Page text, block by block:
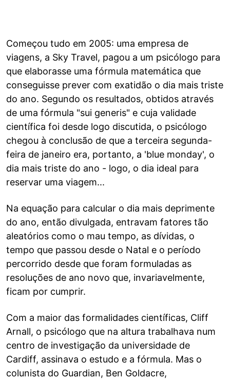
Começou tudo em 2005: uma empresa de
viagens, a Sky Travel, pagou a um psicólogo para
que elaborasse uma fórmula matemática que
conseguisse prever com exatidão o dia mais triste
do ano. Segundo os resultados, obtidos através
de uma fórmula "sui generis" e cuja validade
científica foi desde logo discutida, o psicólogo
chegou à conclusão de que a terceira segunda-
feira de janeiro era, portanto, a 'blue monday', o
dia mais triste do ano - logo, o dia ideal para
reservar uma viagem...
Na equação para calcular o dia mais deprimente
do ano, então divulgada, entravam fatores tão
aleatórios como o mau tempo, as dívidas, o
tempo que passou desde o Natal e o período
percorrido desde que foram formuladas as
resoluções de ano novo que, invariavelmente,
ficam por cumprir.
Com a maior das formalidades científicas, Cliff
Arnall, o psicólogo que na altura trabalhava num
centro de investigação da universidade de
Cardiff, assinava o estudo e a fórmula. Mas o
colunista do Guardian, Ben Goldacre,